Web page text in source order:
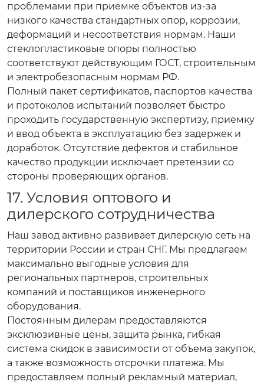
проблемами при приемке объектов из-за
низкого качества стандартных опор, коррозии,
деформаций и несоответствия нормам. Наши
стеклопластиковые опоры полностью
соответствуют действующим ГОСТ, строительным
и электробезопасным нормам РФ.
Полный пакет сертификатов, паспортов качества
и протоколов испытаний позволяет быстро
проходить государственную экспертизу, приемку
и ввод объекта в эксплуатацию без задержек и
доработок. Отсутствие дефектов и стабильное
качество продукции исключает претензии со
стороны проверяющих органов.
17. Условия оптового и
дилерского сотрудничества
Наш завод активно развивает дилерскую сеть на
территории России и стран СНГ. Мы предлагаем
максимально выгодные условия для
региональных партнеров, строительных
компаний и поставщиков инженерного
оборудования.
Постоянным дилерам предоставляются
эксклюзивные цены, защита рынка, гибкая
система скидок в зависимости от объема закупок,
а также возможность отсрочки платежа. Мы
предоставляем полный рекламный материал,